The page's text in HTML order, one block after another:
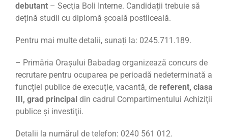
debutant – Secţia Boli Interne. Candidații trebuie să
dețină studii cu diplomă şcoală postliceală.
Pentru mai multe detalii, sunați la: 0245.711.189.
– Primăria Oraşului Babadag organizează concurs de
recrutare pentru ocuparea pe perioadă nedeterminată a
funcției publice de execuție, vacantă, de referent, clasa
III, grad principal din cadrul Compartimentului Achiziţii
publice şi investiţii.
Detalii la numărul de telefon: 0240 561 012.